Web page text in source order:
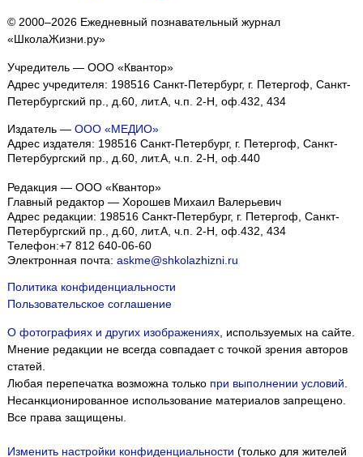
© 2000–2026 Ежедневный познавательный журнал
«ШколаЖизни.ру»
Учредитель — ООО «Квантор»
Адрес учредителя: 198516 Санкт-Петербург, г. Петергоф, Санкт-
Петербургский пр., д.60, лит.А, ч.п. 2-Н, оф.432, 434
Издатель — ООО «МЕДИО»
Адрес издателя: 198516 Санкт-Петербург, г. Петергоф, Санкт-
Петербургский пр., д.60, лит.А, ч.п. 2-Н, оф.440
Редакция — ООО «Квантор»
Главный редактор — Хорошев Михаил Валерьевич
Адрес редакции: 198516 Санкт-Петербург, г. Петергоф Санкт-
Петербургский пр., д.60, лит.А, ч.п. 2-Н, оф.432, 434
Телефон:+7 812 640-06-60
Электронная почта: askme@shkolazhizni.ru
Политика конфиденциальности
Пользовательское соглашение
О фотографиях и других изображениях, используемых на сайте.
Мнение редакции не всегда совпадает с точкой зрения авторов
статей.
Любая перепечатка возможна только при выполнении условий
Несанкционированное использование материалов запрещено.
Все права защищены.
Изменить настройки конфиденциальности (только для жителей